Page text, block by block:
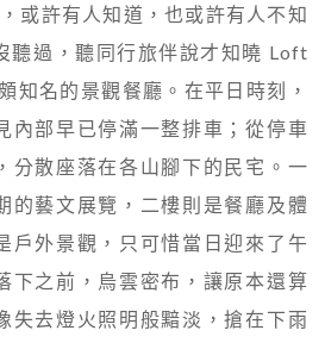
或許有人知道，也或許有人不知
聽過，聽同行旅伴說才知曉 Loft
知名的景觀餐廳。在平日時刻，
內部早已停滿一整排車；從停車
分散座落在各山腳下的民宅。一
的藝文展覽，二樓則是餐廳及體
戶外景觀，只可惜當日迎來了午
下之前，烏雲密布，讓原本還算
失去燈火照明般黯淡，搶在下雨